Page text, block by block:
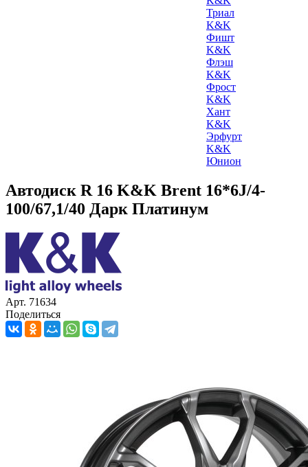
Триал
K&K
Фишт
K&K
Флэш
K&K
Фрост
K&K
Хант
K&K
Эрфурт
K&K
Юнион
Автодиск R 16 K&K Brent 16*6J/4-
100/67,1/40 Дарк Платинум
Арт. 71634
Поделиться